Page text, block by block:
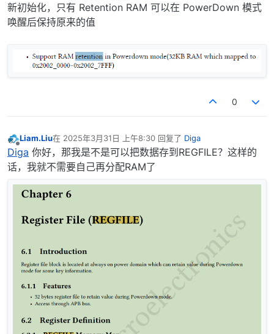
新初始化，只有 Retention RAM 可以在 PowerDown 模式
唤醒后保持原来的值
0
离线
Liam.Liu在 2025年3月31日 上午8:30 回复了 Diga
最后由 编辑
Diga 你好，那我是不是可以把数据存到REGFILE？这样的
话，我就不需要自己再分配RAM了